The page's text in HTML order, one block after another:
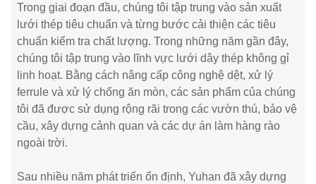
Trong giai đoạn đầu, chúng tôi tập trung vào sản xuất
lưới thép tiêu chuẩn và từng bước cải thiện các tiêu
chuẩn kiểm tra chất lượng. Trong những năm gần đây,
chúng tôi tập trung vào lĩnh vực lưới dây thép không gỉ
linh hoạt. Bằng cách nâng cấp công nghệ dệt, xử lý
ferrule và xử lý chống ăn mòn, các sản phẩm của chúng
tôi đã được sử dụng rộng rãi trong các vườn thú, bảo vệ
cầu, xây dựng cảnh quan và các dự án làm hàng rào
ngoài trời.
Sau nhiều năm phát triển ổn định, Yuhan đã xây dựng